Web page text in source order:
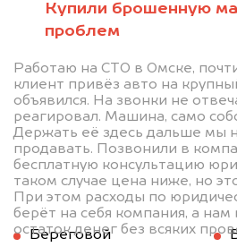
Купили брошенную
проблем
Работаю на СТО в Омске,
клиент привёз авто на
объявился. На звонки не
реагировал. Машина, само
Держать её здесь дальше мы
продавать. Позвонили в
бесплатную консультацию
таком случае цена ниже, но
При этом расходы по
берёт на себя компания, а нам
остаток денег без всяких
Береговой